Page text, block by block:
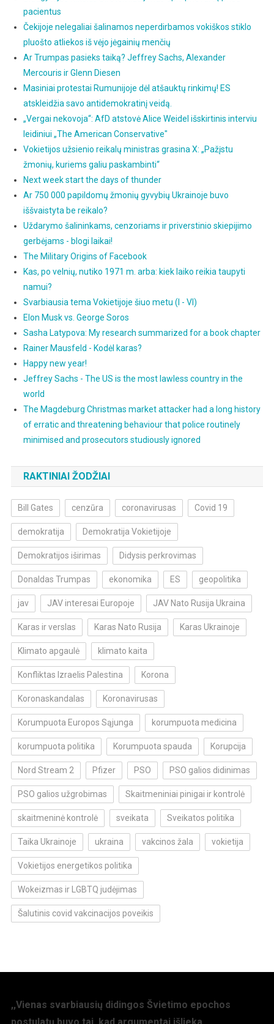
pacientus
Čekijoje nelegaliai šalinamos neperdirbamos vokiškos stiklo
pluošto atliekos iš vėjo jėgainių menčių
Ar Trumpas pasieks taiką? Jeffrey Sachs, Alexander
Mercouris ir Glenn Diesen
Masiniai protestai Rumunijoje dėl atšauktų rinkimų! ES
atskleidžia savo antidemokratinį veidą.
„Vergai nekovoja“: AfD atstovė Alice Weidel išskirtinis interviu
leidiniui „The American Conservative"
Vokietijos užsienio reikalų ministras grasina X: „Pažįstu
žmonių, kuriems galiu paskambinti“
Next week start the days of thunder
Ar 750 000 papildomų žmonių gyvybių Ukrainoje buvo
iššvaistyta be reikalo?
Uždarymo šalininkams, cenzoriams ir priverstinio skiepijimo
gerbėjams - blogi laikai!
The Military Origins of Facebook
Kas, po velnių, nutiko 1971 m. arba: kiek laiko reikia taupyti
namui?
Svarbiausia tema Vokietijoje šiuo metu (I - VI)
Elon Musk vs. George Soros
Sasha Latypova: My research summarized for a book chapter
Rainer Mausfeld - Kodėl karas?
Happy new year!
Jeffrey Sachs - The US is the most lawless country in the
world
The Magdeburg Christmas market attacker had a long history
of erratic and threatening behaviour that police routinely
minimised and prosecutors studiously ignored
RAKTINIAI ŽODŽIAI
Bill Gates cenzūra coronavirusas Covid 19
demokratija Demokratija Vokietijoje
Demokratijos iširimas Didysis perkrovimas
Donaldas Trumpas ekonomika ES geopolitika
jav JAV interesai Europoje JAV Nato Rusija Ukraina
Karas ir verslas Karas Nato Rusija Karas Ukrainoje
Klimato apgaulė klimato kaita
Konfliktas Izraelis Palestina Korona
Koronaskandalas Koronavirusas
Korumpuota Europos Sąjunga korumpuota medicina
korumpuota politika Korumpuota spauda Korupcija
Nord Stream 2 Pfizer PSO PSO galios didinimas
PSO galios užgrobimas Skaitmeniniai pinigai ir kontrolė
skaitmeninė kontrolė sveikata Sveikatos politika
Taika Ukrainoje ukraina vakcinos žala vokietija
Vokietijos energetikos politika
Wokeizmas ir LGBTQ judėjimas
Šalutinis covid vakcinacijos poveikis
,,Vienas svarbiausių didingos Švietimo epochos